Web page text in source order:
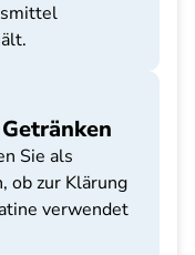
Sie als
ob zur Klärung
verwendet